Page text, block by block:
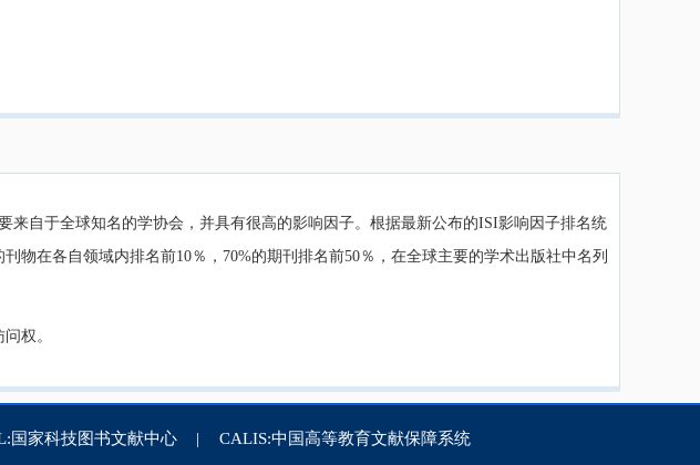
来自于全球知名的学协会，并具有很高的影响因子。根据最新公布的ISI影响因子排名统
物在各自领域内排名前10％，70%的期刊排名前50％，在全球主要的学术出版社中名列
权。
国家科技图书文献中心 CALIS:中国高等教育文献保障系统